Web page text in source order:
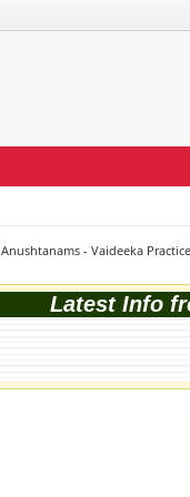
Anushtanams - Vaideeka Practice
Latest Info